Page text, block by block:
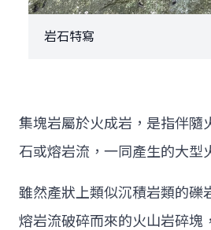
岩石特寫
集塊岩屬於火成岩，是指伴隨
石或熔岩流，一同產生的大型
雖然產狀上類似沉積岩類的礫
熔岩流破碎而來的火山岩碎塊